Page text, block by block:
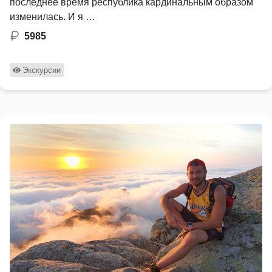
изменилась. И я …
5985
Экскурсии